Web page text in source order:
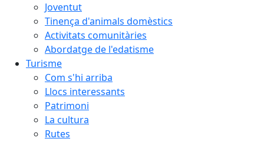
Joventut
Tinença d'animals domèstics
Activitats comunitàries
Abordatge de l'edatisme
Turisme
Com s'hi arriba
Llocs interessants
Patrimoni
La cultura
Rutes